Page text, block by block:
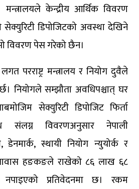
केन्द्रीय आर्थिक विवरण
सेक्युरिटी डिपोजिटको अवस्था देखिने
विवरण पेस गरेको छैन।
परराष्ट्र मन्त्रालय र नियोग दुवैले
नियोगले सम्झौता अवधिपश्चात् घर
सेक्युरिटी डिपोजिट फिर्ता
संलग्न विवरणअनुसार नेपाली
डेनमार्क, स्थायी नियोग न्युयोर्क र
हङकङले राखेको ८६ लाख ६८
नपाइएको प्रतिवेदनमा छ। रकम